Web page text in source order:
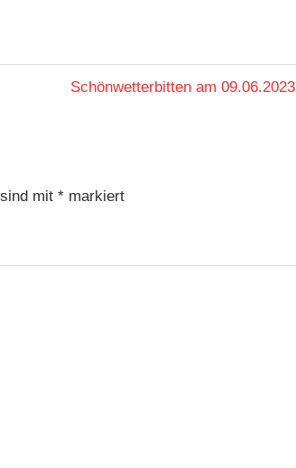
Schönwetterbitten am 09.06.2023
mit *markiert